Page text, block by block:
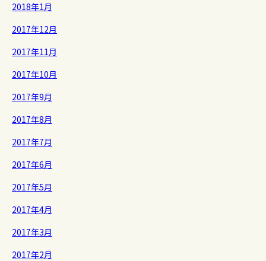
2018年1月
2017年12月
2017年11月
2017年10月
2017年9月
2017年8月
2017年7月
2017年6月
2017年5月
2017年4月
2017年3月
2017年2月